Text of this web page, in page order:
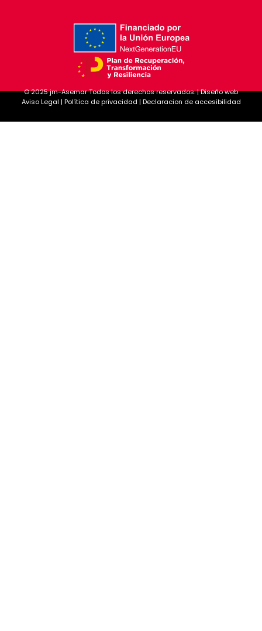
© 2025jm-AsemarTodos los derechos reservados. |Diseño web
Aviso Legal | Política de privacidad | Declaracion de accesibilidad